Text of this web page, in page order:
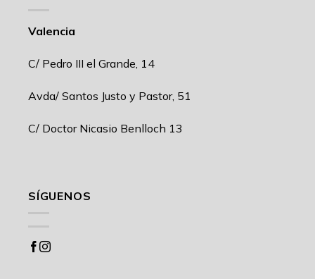
Valencia
C/ Pedro III el Grande, 14
Avda/ Santos Justo y Pastor, 51
C/ Doctor Nicasio Benlloch 13
SÍGUENOS